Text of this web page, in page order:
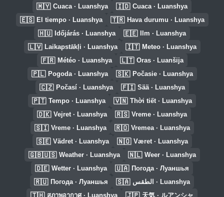
🇲🇾 Cuaca · Luanshya 🇮🇩 Cuaca · Luanshya
🇪🇸 El tiempo · Luanshya 🇹🇷 Hava durumu · Luanshya
🇭🇺 Időjárás · Luanshya 🇪🇪 Ilm · Luanshya
🇱🇻 Laikapstākļi · Luanshya 🇮🇹 Meteo · Luanshya
🇫🇷 Météo · Luanshya 🇱🇹 Oras · Luanšija
🇵🇱 Pogoda · Luanshya 🇸🇰 Počasie · Luanshya
🇨🇿 Počasí · Luanshya 🇫🇮 Sää · Luanshya
🇵🇹 Tempo · Luanshya 🇻🇳 Thời tiết · Luanshya
🇩🇰 Vejret · Luanshya 🇷🇸 Vreme · Luanshya
🇸🇮 Vreme · Luanshya 🇷🇴 Vremea · Luanshya
🇸🇪 Vädret · Luanshya 🇳🇴 Været · Luanshya
🇬🇧🇺🇸 Weather · Luanshya 🇳🇱 Weer · Luanshya
🇩🇪 Wetter · Luanshya 🇺🇦 Погода · Луаншья
🇷🇺 Погода · Луаншья 🇸🇦 الطقس · Luanshya
สภาพอากาศ · Luanshya 天気 · ルアンシャ